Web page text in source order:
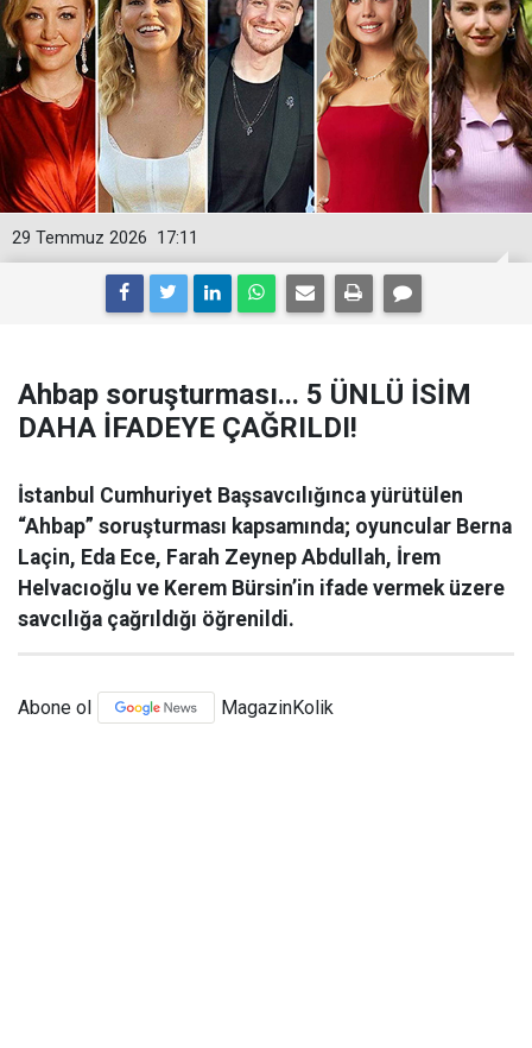
17:11
29 Temmuz 2026
Ahbap soruşturması... 5 ÜNLÜ İSİM
DAHA İFADEYE ÇAĞRILDI!
İstanbul Cumhuriyet Başsavcılığınca yürütülen
“Ahbap” soruşturması kapsamında; oyuncular Berna
Laçin, Eda Ece, Farah Zeynep Abdullah, İrem
Helvacıoğlu ve Kerem Bürsin’in ifade vermek üzere
savcılığa çağrıldığı öğrenildi.
Abone ol MagazinKolik